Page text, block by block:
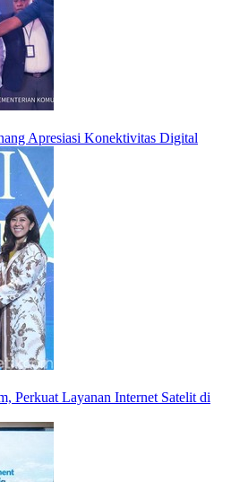
Apresiasi Konektivitas Digital
Perkuat Layanan Internet Satelit di